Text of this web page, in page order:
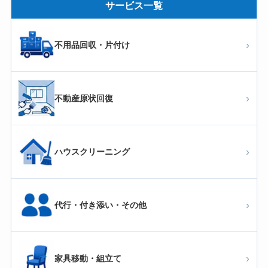
サービス一覧
不用品回収・片付け ›
不動産原状回復 ›
ハウスクリーニング ›
代行・付き添い・その他 ›
家具移動・組立て ›